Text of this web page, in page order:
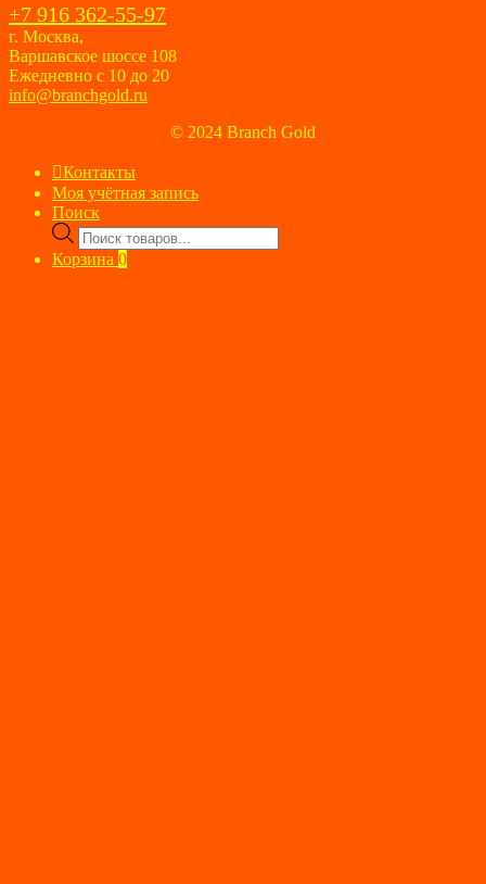
+7 916 362-55-97
г. Москва,
Варшавское шоссе 108
Ежедневно с 10 до 20
info@branchgold.ru
© 2024 Branch Gold
Контакты
Моя учётная запись
Поиск
Поиск
товаров
Корзина 0